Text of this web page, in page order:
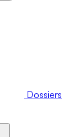
Dossiers